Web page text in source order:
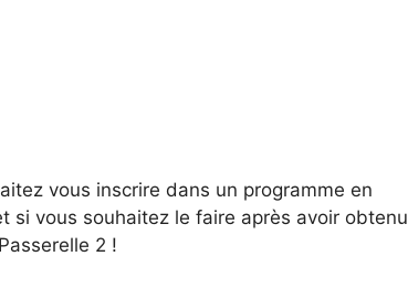
vous inscrire dans un programme en
si vous souhaitez le faire après avoir obtenu
2 !